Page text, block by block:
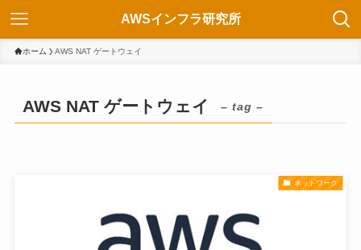
AWSインフラ研究所
ホーム AWS NAT ゲートウェイ
AWS NAT ゲートウェイ – tag –
ネットワーク